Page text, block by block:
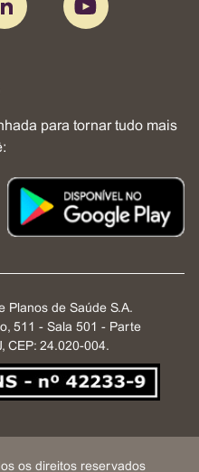
para tornar tudo mais
Planos de Saúde S.A.
511 - Sala 501 - Parte
CEP: 24.020-004.
os direitos reservados